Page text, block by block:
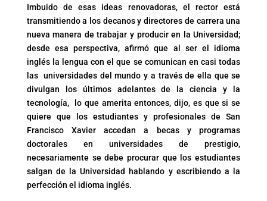
Imbuido de esas ideas renovadoras, el rector está
transmitiendo a los decanos y directores de carrera una
nueva manera de trabajar y producir en la Universidad;
desde esa perspectiva, afirmó que al ser el idioma
inglés la lengua con el que se comunican en casi todas
las universidades del mundo y a través de ella que se
divulgan los últimos adelantes de la ciencia y la
tecnología, lo que amerita entonces, dijo, es que si se
quiere que los estudiantes y profesionales de San
Francisco Xavier accedan a becas y programas
doctorales en universidades de prestigio,
necesariamente se debe procurar que los estudiantes
salgan de la Universidad hablando y escribiendo a la
perfección el idioma inglés.